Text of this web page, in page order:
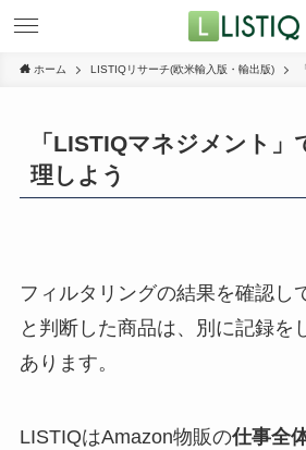
ホーム LISTIQリサーチ(欧米輸入版・輸出版)
「LISTIQマネジメント」
理しよう
フィルタリングの結果を確認し
と判断した商品は、別に記録を
あります。
LISTIQはAmazon物販の仕事全